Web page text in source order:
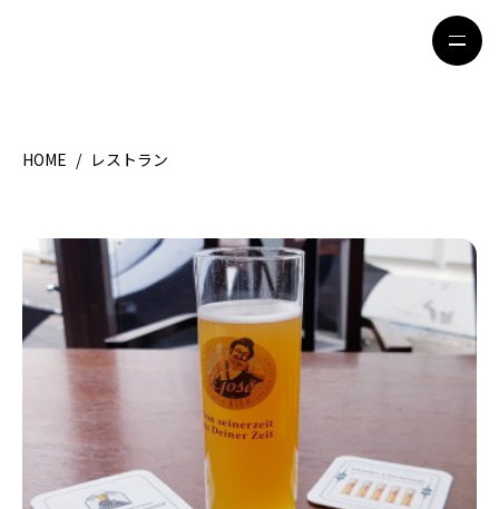
HOME
観光ガイド
留学＆キャリア
ライフスタイル
著者一覧
ライター募集
HOME / レストラン